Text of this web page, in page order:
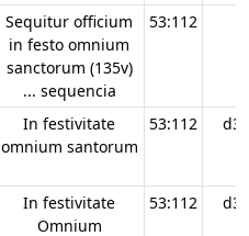
Sequitur officium
in festo omnium
sanctorum (135v)
... sequencia
53:112
In festivitate
omnium santorum
53:112 d34
In festivitate
Omnium
53:112 d34